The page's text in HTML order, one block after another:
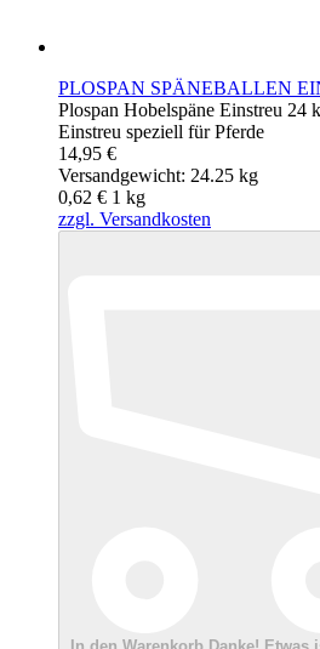
PLOSPAN SPÄNEBALLEN
Plospan Hobelspäne Einstreu 24
Einstreu speziell für Pferde
14,95 €
Versandgewicht: 24.25 kg
0,62 € 1 kg
zzgl. Versandkosten